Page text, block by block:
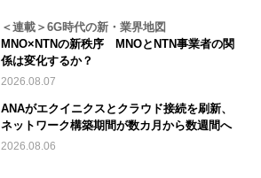
＜連載＞6G時代の新・業界地図
MNO×NTNの新秩序 MNOとNTN事業者の関
係は変化するか？
2026.08.07
ANAがエクイニクスとクラウド接続を刷新、
ネットワーク構築期間が数カ月から数週間へ
2026.08.06